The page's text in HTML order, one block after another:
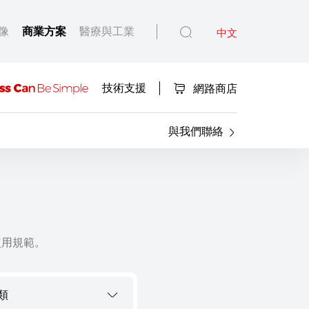
商業方案 醫療與工業 中文
技術支援 網路商店
與我們聯絡
規範。